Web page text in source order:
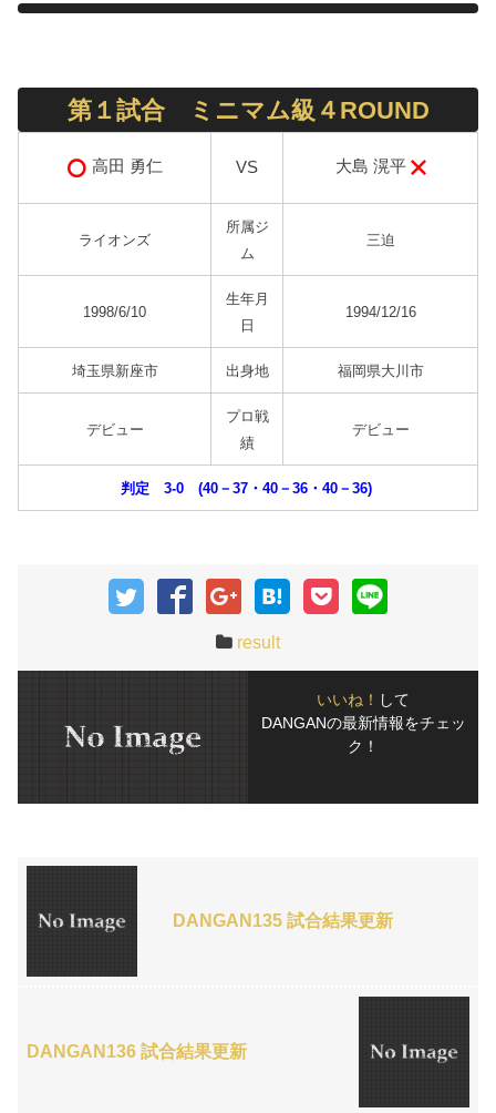
第１試合 ミニマム級４ROUND
高田 勇仁 VS 大島 滉平
ライオンズ
所属ジ
ム
三迫
1998/6/10
生年月
日
1994/12/16
埼玉県新座市 出身地 福岡県大川市
デビュー
プロ戦
績
デビュー
判定 3-0 (40－37・40－36・40－36)
result
いいね！ して
DANGANの最新情報をチェッ
ク！
DANGAN135 試合結果更新
DANGAN136 試合結果更新